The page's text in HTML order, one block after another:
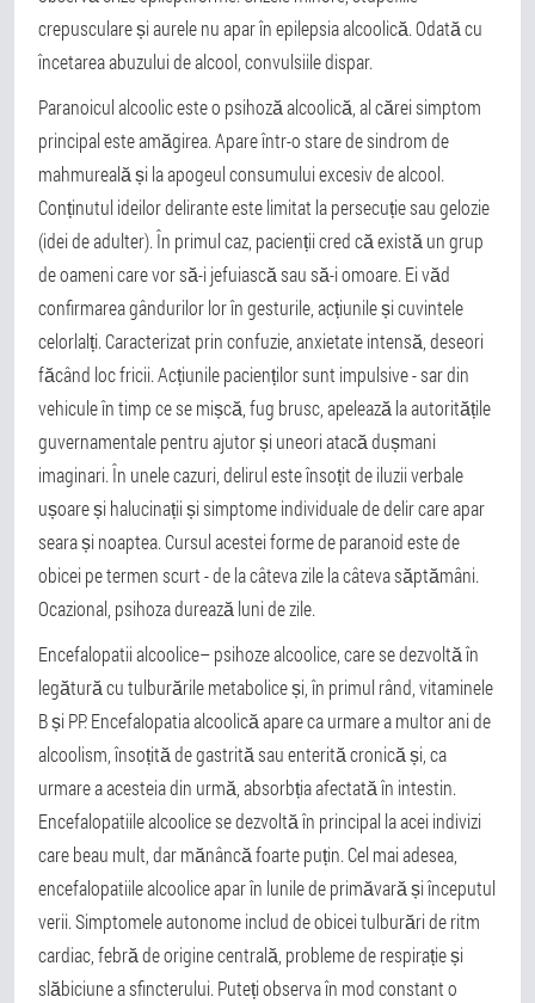
crepusculare și aurele nu apar în epilepsia alcoolică. Odată cu
încetarea abuzului de alcool, convulsiile dispar.
Paranoicul alcoolic este o psihoză alcoolică, al cărei simptom
principal este amăgirea. Apare într-o stare de sindrom de
mahmureală și la apogeul consumului excesiv de alcool.
Conținutul ideilor delirante este limitat la persecuție sau gelozie
(idei de adulter). În primul caz, pacienții cred că există un grup
de oameni care vor să-i jefuiască sau să-i omoare. Ei văd
confirmarea gândurilor lor în gesturile, acțiunile și cuvintele
celorlalți. Caracterizat prin confuzie, anxietate intensă, deseori
făcând loc fricii. Acțiunile pacienților sunt impulsive - sar din
vehicule în timp ce se mișcă, fug brusc, apelează la autoritățile
guvernamentale pentru ajutor și uneori atacă dușmani
imaginari. În unele cazuri, delirul este însoțit de iluzii verbale
ușoare și halucinații și simptome individuale de delir care apar
seara și noaptea. Cursul acestei forme de paranoid este de
obicei pe termen scurt - de la câteva zile la câteva săptămâni.
Ocazional, psihoza durează luni de zile.
Encefalopatii alcoolice– psihoze alcoolice, care se dezvoltă în
legătură cu tulburările metabolice și, în primul rând, vitaminele
B și PP. Encefalopatia alcoolică apare ca urmare a multor ani de
alcoolism, însoțită de gastrită sau enterită cronică și, ca
urmare a acesteia din urmă, absorbția afectată în intestin.
Encefalopatiile alcoolice se dezvoltă în principal la acei indivizi
care beau mult, dar mănâncă foarte puțin. Cel mai adesea,
encefalopatiile alcoolice apar în lunile de primăvară și începutul
verii. Simptomele autonome includ de obicei tulburări de ritm
cardiac, febră de origine centrală, probleme de respirație și
slăbiciune a sfincterului. Puteți observa în mod constant o